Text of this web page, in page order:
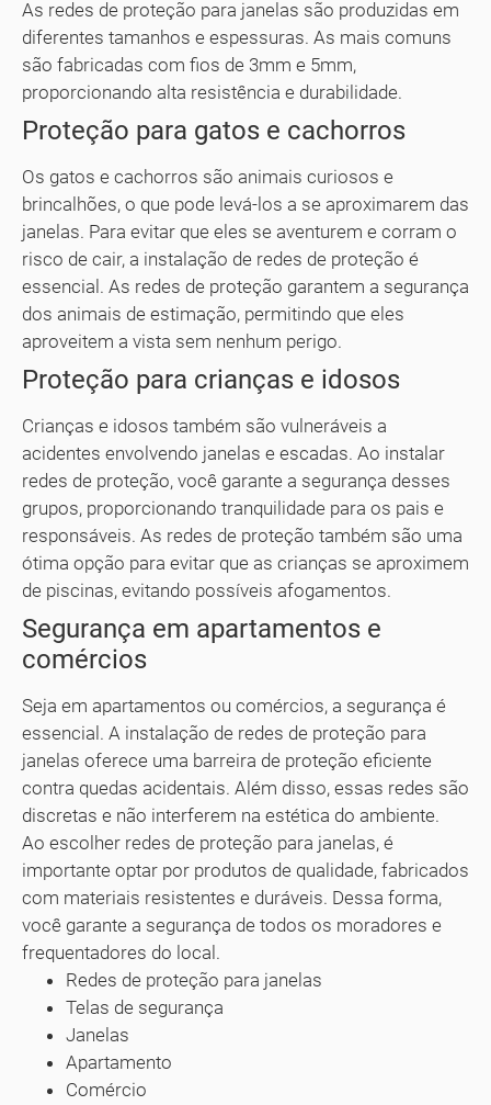
As redes de proteção para janelas são produzidas em
diferentes tamanhos e espessuras. As mais comuns
são fabricadas com fios de 3mm e 5mm,
proporcionando alta resistência e durabilidade.
Proteção para gatos e cachorros
Os gatos e cachorros são animais curiosos e
brincalhões, o que pode levá-los a se aproximarem das
janelas. Para evitar que eles se aventurem e corram o
risco de cair, a instalação de redes de proteção é
essencial. As redes de proteção garantem a segurança
dos animais de estimação, permitindo que eles
aproveitem a vista sem nenhum perigo.
Proteção para crianças e idosos
Crianças e idosos também são vulneráveis a
acidentes envolvendo janelas e escadas. Ao instalar
redes de proteção, você garante a segurança desses
grupos, proporcionando tranquilidade para os pais e
responsáveis. As redes de proteção também são uma
ótima opção para evitar que as crianças se aproximem
de piscinas, evitando possíveis afogamentos.
Segurança em apartamentos e
comércios
Seja em apartamentos ou comércios, a segurança é
essencial. A instalação de redes de proteção para
janelas oferece uma barreira de proteção eficiente
contra quedas acidentais. Além disso, essas redes são
discretas e não interferem na estética do ambiente.
Ao escolher redes de proteção para janelas, é
importante optar por produtos de qualidade, fabricados
com materiais resistentes e duráveis. Dessa forma,
você garante a segurança de todos os moradores e
frequentadores do local.
Redes de proteção para janelas
Telas de segurança
Janelas
Apartamento
Comércio